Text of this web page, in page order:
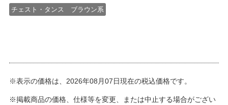
チェスト・タンス ブラウン系
※表示の価格は、2026年08月07日現在の税込価格です。
※掲載商品の価格、仕様等を変更、または中止する場合がござい